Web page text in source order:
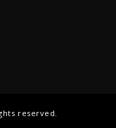
reserved.